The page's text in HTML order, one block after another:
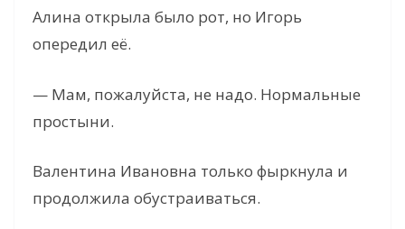
Алина открыла было рот, но Игорь
опередил её.
— Мам, пожалуйста, не надо. Нормальные
простыни.
Валентина Ивановна только фыркнула и
продолжила обустраиваться.